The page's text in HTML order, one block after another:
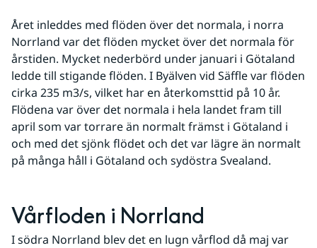
Året inleddes med flöden över det normala, i norra
Norrland var det flöden mycket över det normala för
årstiden. Mycket nederbörd under januari i Götaland
ledde till stigande flöden. I Byälven vid Säffle var flöden
cirka 235 m3/s, vilket har en återkomsttid på 10 år.
Flödena var över det normala i hela landet fram till
april som var torrare än normalt främst i Götaland i
och med det sjönk flödet och det var lägre än normalt
på många håll i Götaland och sydöstra Svealand.
Vårfloden i Norrland
I södra Norrland blev det en lugn vårflod då maj var